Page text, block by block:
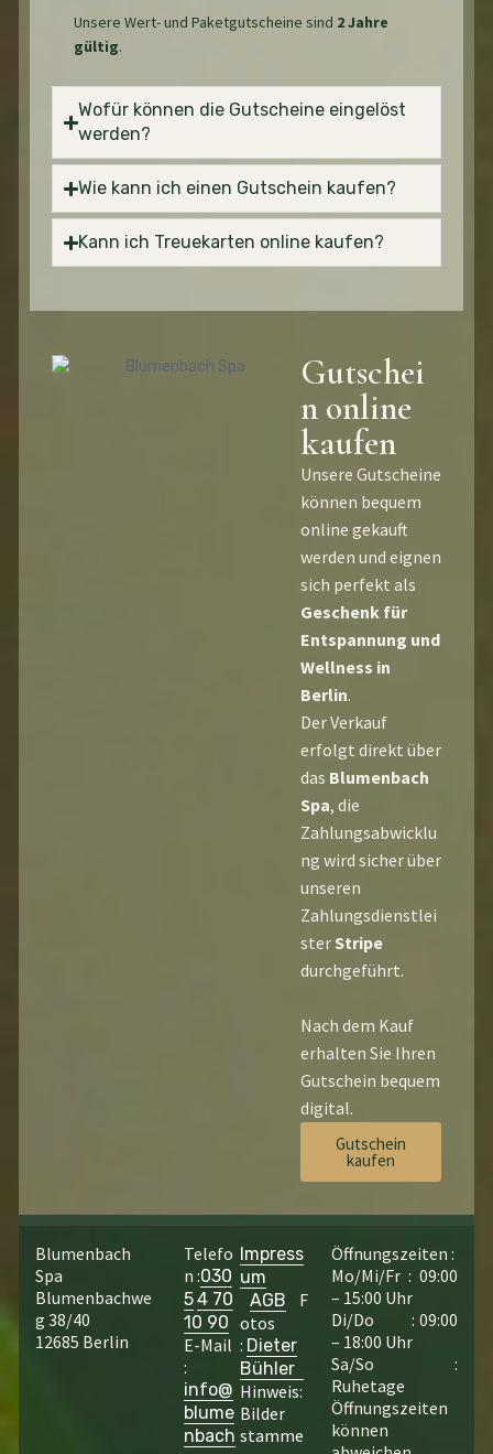
Unsere Wert- und Paketgutscheine sind 2 Jahre
gültig.
Wofür können die Gutscheine eingelöst
werden?
Wie kann ich einen Gutschein kaufen?
Kann ich Treuekarten online kaufen?
Gutschei
n online
kaufen
Unsere Gutscheine
können bequem
online gekauft
werden und eignen
sich perfekt als
Geschenk für
Entspannung und
Wellness in
Berlin.
Der Verkauf
erfolgt direkt über
das Blumenbach
Spa, die
Zahlungsabwicklu
ng wird sicher über
unseren
Zahlungsdienstlei
ster Stripe
durchgeführt.
Nach dem Kauf
erhalten Sie Ihren
Gutschein bequem
digital.
Gutschein
kaufen
Blumenbach
Spa
Blumenbachwe
g 38/40
12685 Berlin
Telefo
n :030
54 70
10 90
E-Mail
:
info@
blume
nbach
Impress
um
AGB F
otos
: Dieter
Bühler
Hinweis:
Bilder
stamme
Öffnungszeiten :
Mo/Mi/Fr : 09:00
– 15:00 Uhr
Di/Do : 09:00
– 18:00 Uhr
Sa/So :
Ruhetage
Öffnungszeiten
können